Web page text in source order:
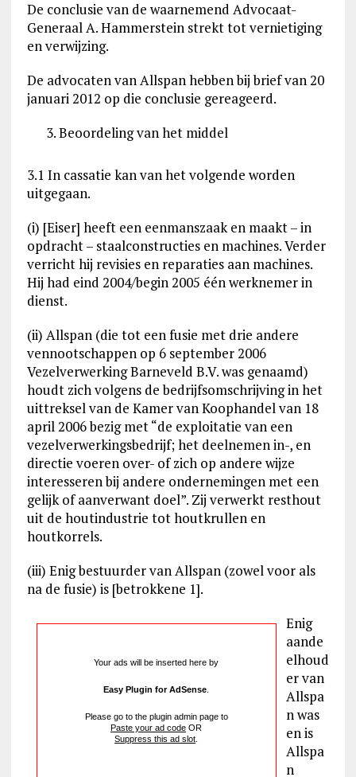
De conclusie van de waarnemend Advocaat-
Generaal A. Hammerstein strekt tot vernietiging
en verwijzing.
De advocaten van Allspan hebben bij brief van 20
januari 2012 op die conclusie gereageerd.
Beoordeling van het middel
3.1 In cassatie kan van het volgende worden
uitgegaan.
(i) [Eiser] heeft een eenmanszaak en maakt – in
opdracht – staalconstructies en machines. Verder
verricht hij revisies en reparaties aan machines.
Hij had eind 2004/begin 2005 één werknemer in
dienst.
(ii) Allspan (die tot een fusie met drie andere
vennootschappen op 6 september 2006
Vezelverwerking Barneveld B.V. was genaamd)
houdt zich volgens de bedrijfsomschrijving in het
uittreksel van de Kamer van Koophandel van 18
april 2006 bezig met “de exploitatie van een
vezelverwerkingsbedrijf; het deelnemen in-, en
directie voeren over- of zich op andere wijze
interesseren bij andere ondernemingen met een
gelijk of aanverwant doel”. Zij verwerkt resthout
uit de houtindustrie tot houtkrullen en
houtkorrels.
(iii) Enig bestuurder van Allspan (zowel voor als
na de fusie) is [betrokkene 1].
Your ads will be inserted here by
Easy Plugin for AdSense
Please go to the plugin admin page to
Paste your ad code OR
Suppress this ad slot
Enig
aande
elhoud
er van
Allspa
n was
en is
Allspa
n